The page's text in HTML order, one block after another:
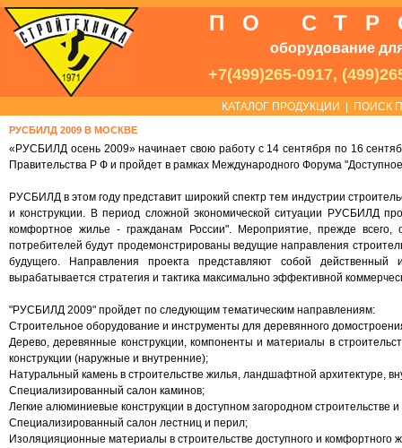
ПО
оборудование
+7(499)265-0917,
КАТАЛОГ ПРОДУКЦИИ ПОИСК
РУСБИЛД 2009 В МОСКВЕ
«РУСБИЛД осень 2009» начинает свою работу с 14 сентября по 16
Правительства Р Ф и пройдет в рамках Международного Форума
РУСБИЛД в этом году представит широкий спектр тем индустрии
и конструкции. В период сложной экономической ситуации РУСБИЛД
комфортное жилье - гражданам России". Мероприятие, прежде всего,
потребителей будут продемонстрированы ведущие направления
будущего. Направления проекта представляют собой
вырабатывается стратегия и тактика максимально эффективной
"РУСБИЛД 2009" пройдет по следующим тематическим направлениям:
Строительное оборудование и инструменты для деревянного
Дерево, деревянные конструкции, компоненты и материалы в
конструкции (наружные и внутренние);
Натуральный камень в строительстве жилья, ландшафтной архитектуре,
Специализированный салон каминов;
Легкие алюминиевые конструкции в доступном загородном строительстве и
Специализированный салон лестниц и перил;
Изоляцияционные материалы в строительстве доступного и комфортного